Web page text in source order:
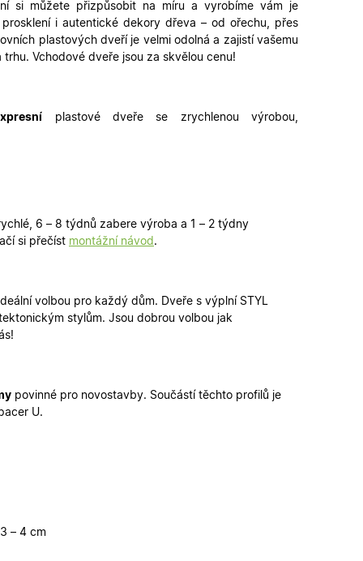
si můžete přizpůsobit na míru a vyrobíme vám je
i autentické dekory dřeva – od ořechu, přes
plastových dveří je velmi odolná a zajistí vašemu
Vchodové dveře jsou za skvělou cenu!
plastové dveře se zrychlenou výrobou,
6 – 8 týdnů zabere výroba a 1 – 2 týdny
si přečíst montážní návod .
volbou pro každý dům. Dveře s výplní STYL
stylům. Jsou dobrou volbou jak
povinné pro novostavby. Součástí těchto profilů je
U.
– 4 cm
a udržení
uživatele do
a obsahu.
pro správné
cookies
Analytics - což
Google.
uživatelů
klienta. Je
k výpočtu
cookies
jako soubor
stavu relace.
jako je nabízení
reklamu,
cookies.